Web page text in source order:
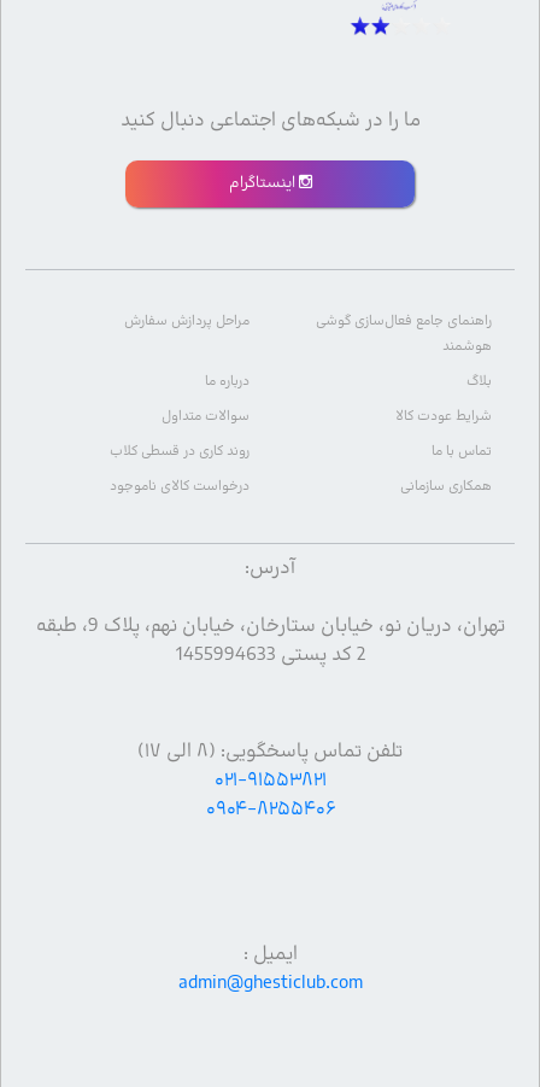
ما را در شبکه‌های اجتماعی دنبال کنید
اینستاگرام
راهنمای جامع فعال‌سازی گوشی
هوشمند
مراحل پردازش سفارش
بلاگ
درباره ما
شرایط عودت کالا
سوالات متداول
تماس با ما
روند کاری در قسطی کلاب
همکاری سازمانی
درخواست کالای ناموجود
آدرس:
تهران، دریان نو، خیابان ستارخان، خیابان نهم، پلاک 9، طبقه
2 کد پستی 1455994633
تلفن تماس پاسخگویی: (۸ الی ۱۷)
۰۲۱-۹۱۵۵۳۸۲۱
۰۹۰۴-۸۲۵۵۴۰۶
ایمیل :
admin@ghesticlub.com